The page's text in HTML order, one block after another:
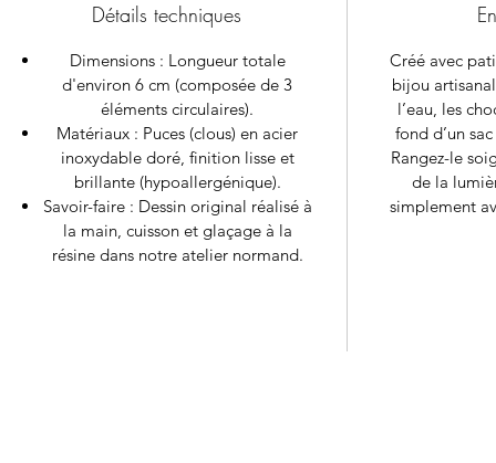
Détails techniques
Dimensions : Longueur totale
d'environ 6 cm (composée de 3
éléments circulaires).
Matériaux : Puces (clous) en acier
inoxydable doré, finition lisse et
brillante (hypoallergénique).
Savoir-faire : Dessin original réalisé à
la main, cuisson et glaçage à la
résine dans notre atelier normand.
Créé avec
bijou
l’eau, les
fond d’un
Rangez-le
de la
simplement